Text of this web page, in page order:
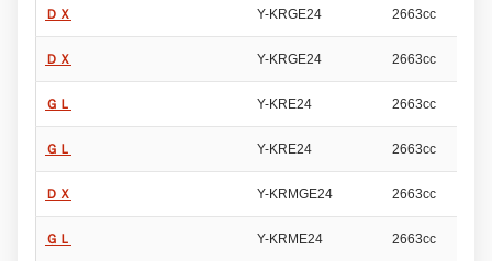
ＤＸ Y-KRGE24 2663cc
ＤＸ Y-KRGE24 2663cc
ＧＬ Y-KRE24 2663cc
ＧＬ Y-KRE24 2663cc
ＤＸ Y-KRMGE24 2663cc
ＧＬ Y-KRME24 2663cc